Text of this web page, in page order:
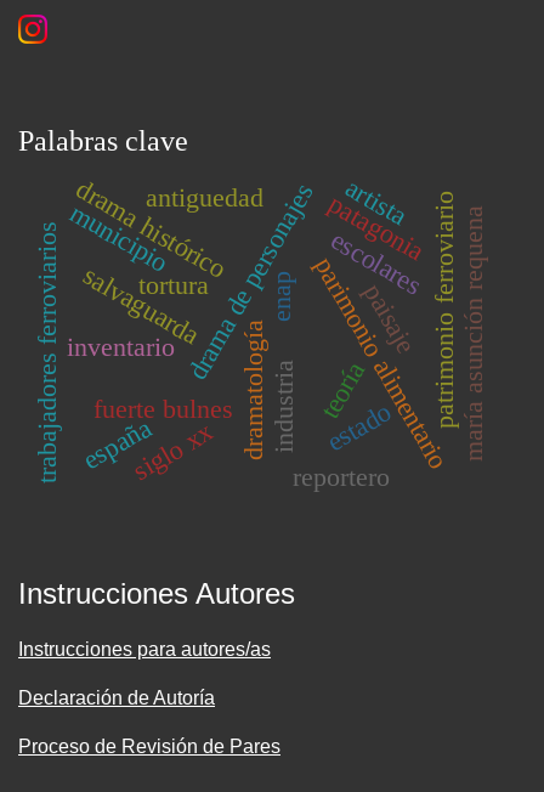
Palabras clave
escolares
parimonio alimentario
patrimonio ferroviario
dramatología
drama de personajes
drama histórico maría asunción requena
fuerte bulnes
salvaguarda
antiguedad
inventario
estado
trabajadores ferroviarios siglo xx
españa
paisaje
enap
reportero
tortura
teoría
patagonia
municipio
industria
artista
Instrucciones Autores
Instrucciones para autores/as
Declaración de Autoría
Proceso de Revisión de Pares